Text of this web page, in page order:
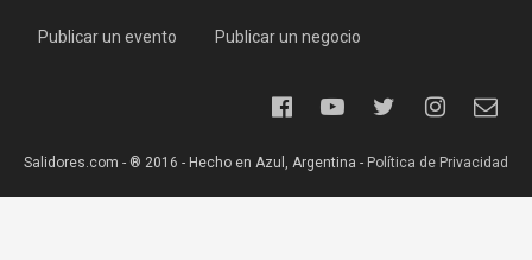
Publicar un evento Publicar un negocio
Salidores.com - ® 2016 - Hecho en Azul, Argentina - Política de Privacidad